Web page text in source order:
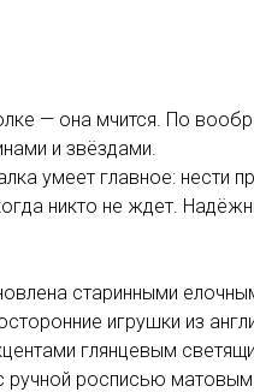
— она мчится. По
и звёздами.
умеет главное: нести
никто не ждет.
старинными
игрушки из
глянцевым
ручной росписью